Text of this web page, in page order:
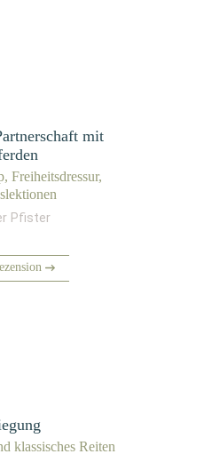
mit
Frei­heits­dres­sur,
Pfister
klas­si­sches Reiten